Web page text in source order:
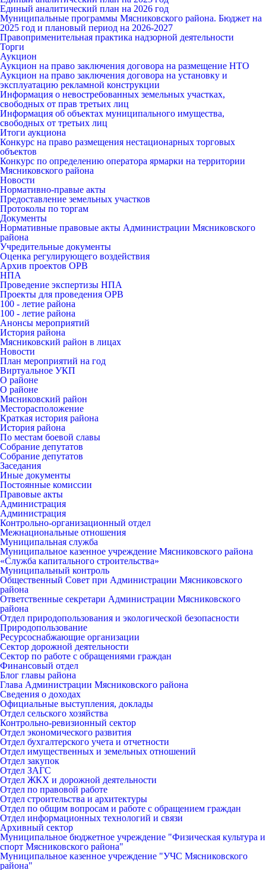
Единый аналитический план на 2026 год
Муниципальные программы Мясниковского района. Бюджет на
2025 год и плановый период на 2026-2027
Правоприменительная практика надзорной деятельности
Торги
Аукцион
Аукцион на право заключения договора на размещение НТО
Аукцион на право заключения договора на установку и
эксплуатацию рекламной конструкции
Информация о невостребованных земельных участках,
свободных от прав третьих лиц
Информация об объектах муниципального имущества,
свободных от третьих лиц
Итоги аукциона
Конкурс на право размещения нестационарных торговых
объектов
Конкурс по определению оператора ярмарки на территории
Мясниковского района
Новости
Нормативно-правые акты
Предоставление земельных участков
Протоколы по торгам
Документы
Нормативные правовые акты Администрации Мясниковского
района
Учредительные документы
Оценка регулирующего воздействия
Архив проектов ОРВ
НПА
Проведение экспертизы НПА
Проекты для проведения ОРВ
100 - летие района
100 - летие района
Анонсы мероприятий
История района
Мясниковский район в лицах
Новости
План мероприятий на год
Виртуальное УКП
О районе
О районе
Мясниковский район
Месторасположение
Краткая история района
История района
По местам боевой славы
Собрание депутатов
Собрание депутатов
Заседания
Иные документы
Постоянные комиссии
Правовые акты
Администрация
Администрация
Контрольно-организационный отдел
Межнациональные отношения
Муниципальная служба
Муниципальное казенное учреждение Мясниковского района
«Служба капитального строительства»
Муниципальный контроль
Общественный Совет при Администрации Мясниковского
района
Ответственные секретари Администрации Мясниковского
района
Отдел природопользования и экологической безопасности
Природопользование
Ресурсоснабжающие организации
Сектор дорожной деятельности
Сектор по работе с обращениями граждан
Финансовый отдел
Блог главы района
Глава Администрации Мясниковского района
Сведения о доходах
Официальные выступления, доклады
Отдел сельского хозяйства
Контрольно-ревизионный сектор
Отдел экономического развития
Отдел бухгалтерского учета и отчетности
Отдел имущественных и земельных отношений
Отдел закупок
Отдел ЗАГС
Отдел ЖКХ и дорожной деятельности
Отдел по правовой работе
Отдел строительства и архитектуры
Отдел по общим вопросам и работе с обращением граждан
Отдел информационных технологий и связи
Архивный сектор
Муниципальное бюджетное учреждение "Физическая культура и
спорт Мясниковского района"
Муниципальное казенное учреждение "УЧС Мясниковского
района"